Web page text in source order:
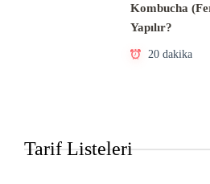
Kombucha
Yapılır?
20 dakika
Tarif Listeleri